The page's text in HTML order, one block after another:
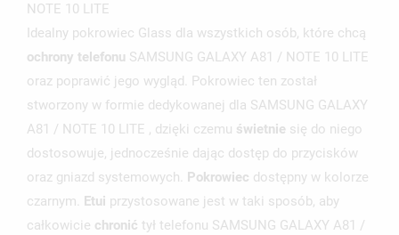
NOTE 10 LITE
Idealny pokrowiec Glass dla wszystkich osób, które chcą
ochrony telefonu SAMSUNG GALAXY A81 / NOTE 10 LITE
oraz poprawić jego wygląd. Pokrowiec ten został
stworzony w formie dedykowanej dla SAMSUNG GALAXY
A81 / NOTE 10 LITE , dzięki czemu świetnie się do niego
dostosowuje, jednocześnie dając dostęp do przycisków
oraz gniazd systemowych.
Pokrowiec dostępny w kolorze
czarnym.
Etui przystosowane jest w taki sposób, aby
całkowicie chronić tył telefonu SAMSUNG GALAXY A81 /
MOJE LISTY ŻYCZEŃ
UTWÓRZ NOWĄ LISTĘ
UTWÓRZ LISTĘ ŻYCZEŃ
NAZWA LISTY ŻYCZEŃ
ZALOGUJ SIĘ
MUSISZ BYĆ ZALOGOWANY BY ZAPISAĆ PRODUKTY NA
SWOJEJ LIŚCIE ŻYCZEŃ.